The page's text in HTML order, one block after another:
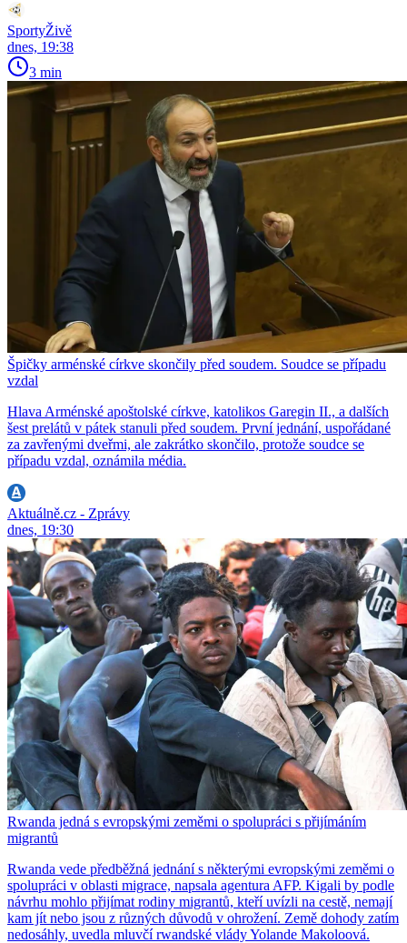
SportyŽivě
dnes, 19:38
3 min
Špičky arménské církve skončily před soudem. Soudce se případu
vzdal
Hlava Arménské apoštolské církve, katolikos Garegin II., a dalších
šest prelátů v pátek stanuli před soudem. První jednání, uspořádané
za zavřenými dveřmi, ale zakrátko skončilo, protože soudce se
případu vzdal, oznámila média.
Aktuálně.cz - Zprávy
dnes, 19:30
Rwanda jedná s evropskými zeměmi o spolupráci s přijímáním
migrantů
Rwanda vede předběžná jednání s některými evropskými zeměmi o
spolupráci v oblasti migrace, napsala agentura AFP. Kigali by podle
návrhu mohlo přijímat rodiny migrantů, kteří uvízli na cestě, nemají
kam jít nebo jsou z různých důvodů v ohrožení. Země dohody zatím
nedosáhly, uvedla mluvčí rwandské vlády Yolande Makoloová.